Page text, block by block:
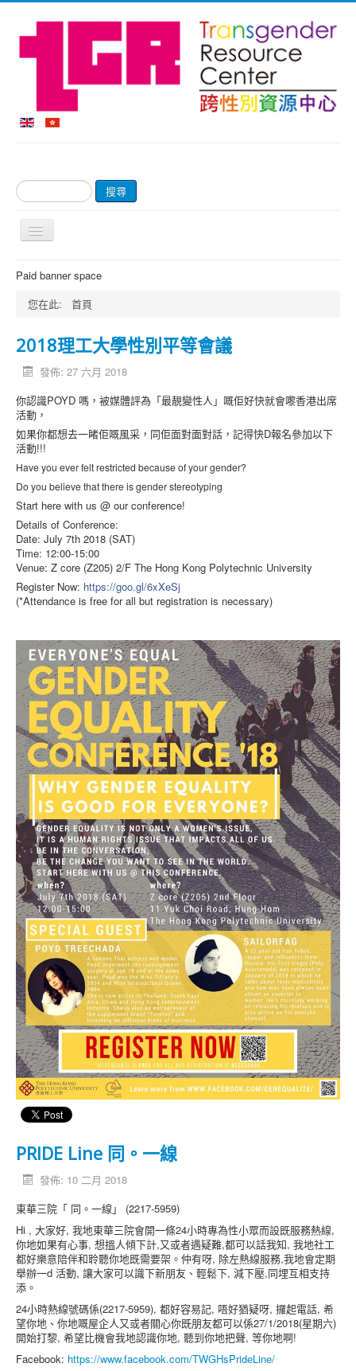
搜
尋...
搜尋
切
覽
首頁
關於我們
輔導服務
活動消息
資料庫
媒體庫
中國大陸專區
「跨樂園」交友平台
捐助單位
Paid banner space
您在此:
首頁
2018理工大學性別平等會議
發佈: 27 六月 2018
你認識POYD 嗎，被媒體評為「最靚變性人」嘅佢好快就會嚟香港出席
活動，
如果你都想去一睹佢嘅風采，同佢面對面對話，記得快D報名參加以下
活動!!!
Have you ever felt restricted because of your gender?
Do you believe that there is gender stereotyping
Start here with us @ our conference!
Details of Conference:
Date: July 7th 2018 (SAT)
Time: 12:00-15:00
Venue: Z core (Z205) 2/F The Hong Kong Polytechnic University
Register Now: https://goo.gl/6xXeSj
(*Attendance is free for all but registration is necessary)
PRIDE Line 同。一線
發佈: 10 二月 2018
東華三院「 同。一線」 (2217-5959)
Hi , 大家好, 我地東華三院會開一條24小時專為性小眾而設既服務熱線,
你地如果有心事, 想搵人傾下計,又或者遇疑難,都可以話我知, 我地社工
都好樂意陪伴和聆聽你地既需要架。仲有呀, 除左熱線服務,我地會定期
舉辦一d 活動, 讓大家可以識下新朋友、輕鬆下, 減下壓,同埋互相支持
添。
24小時熱線號碼係(2217-5959), 都好容易記, 唔好猶疑呀, 攞起電話, 希
望你地、你地嘅屋企人又或者關心你既朋友都可以係27/1/2018(星期六)
開始打黎, 希望比機會我地認識你地, 聽到你地把聲, 等你地啊!
Facebook: https://www.facebook.com/TWGHsPrideLine/